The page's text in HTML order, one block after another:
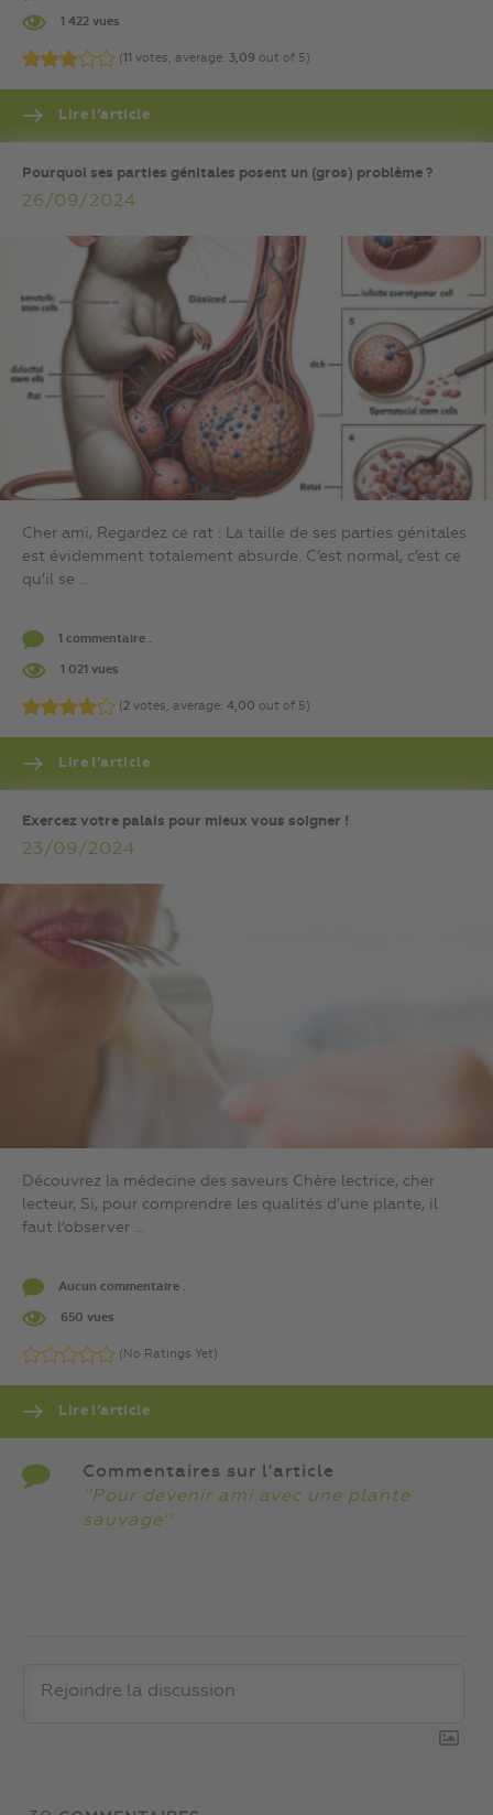
1 422 vues
(11 votes, average: 3,09 out of 5)
Lire l’article
Pourquoi ses parties génitales posent un (gros) problème ?
26/09/2024
Cher ami, Regardez ce rat : La taille de ses parties génitales
est évidemment totalement absurde. C’est normal, c’est ce
qu’il se ...
1 commentaire .
1 021 vues
(2 votes, average: 4,00 out of 5)
Lire l’article
Exercez votre palais pour mieux vous soigner !
23/09/2024
Découvrez la médecine des saveurs Chère lectrice, cher
lecteur, Si, pour comprendre les qualités d’une plante, il
faut l’observer ...
Aucun commentaire .
650 vues
(No Ratings Yet)
Lire l’article
Commentaires sur l'article
''Pour devenir ami avec une plante
sauvage''